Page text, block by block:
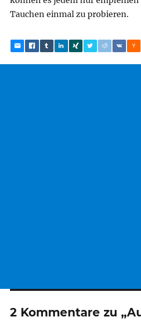
Tauchen einmal zu probieren.
2 Kommentare zu